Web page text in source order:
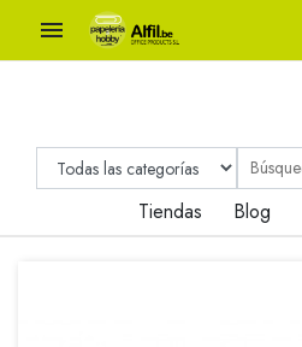

Tiendas Blog